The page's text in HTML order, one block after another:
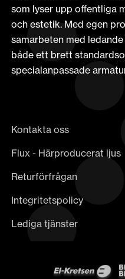
som lyser upp offentliga
och estetik. Med egen
samarbeten med
både ett brett
specialanpassade
Kontakta oss
Flux - Härproducerat ljus
Returförfrågan
Integritetspolicy
Lediga tjänster